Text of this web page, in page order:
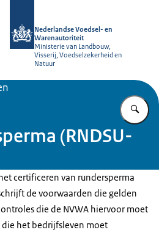
Nederlandse Voedsel- en
Warenautoriteit
Ministerie van Landbouw,
Visserij, Voedselzekerheid en
Natuur
(RNDSU-
certificeren van rundersperma
de voorwaarden die gelden
die de NVWA hiervoor moet
die het bedrijfsleven moet